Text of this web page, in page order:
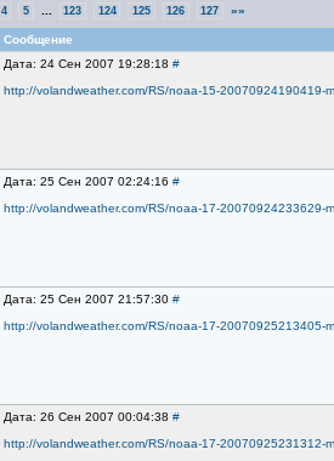
4 5 123 124 125 126 127 »»
Сообщение
Дата: 24 Сен 2007 19:28:18 #
http://volandweather.com/RS/noaa-15-20070924190419-
Дата: 25 Сен 2007 02:24:16 #
http://volandweather.com/RS/noaa-17-20070924233629-
Дата: 25 Сен 2007 21:57:30 #
http://volandweather.com/RS/noaa-17-20070925213405-
Дата: 26 Сен 2007 00:04:38 #
http://volandweather.com/RS/noaa-17-20070925231312-